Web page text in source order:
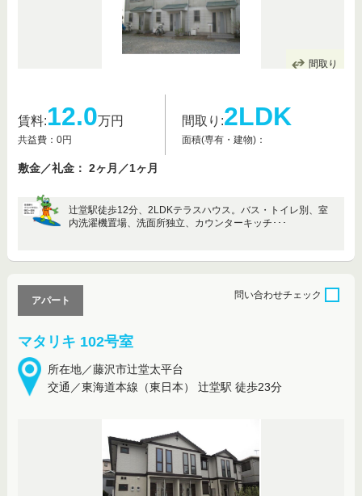
間取り
賃料:12.0万円
共益費：0円
間取り:2LDK
面積(専有・建物)：
敷金／礼金： 2ヶ月／1ヶ月
辻堂駅徒歩12分、2LDKテラスハウス。バス・トイレ別、室
内洗濯機置場、洗面所独立、カウンターキッチ･･･
マタリキ 102号室
所在地／藤沢市辻堂太平台
交通／東海道本線（東日本） 辻堂駅 徒歩23分
アパート
問い合わせチェック